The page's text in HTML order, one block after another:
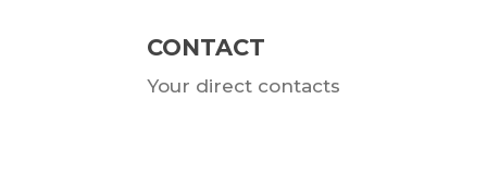
CONTACT
Your direct contacts